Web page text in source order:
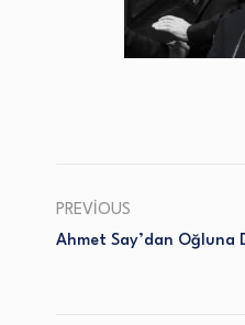
PREVIOUS
Ahmet Say’dan Oğluna